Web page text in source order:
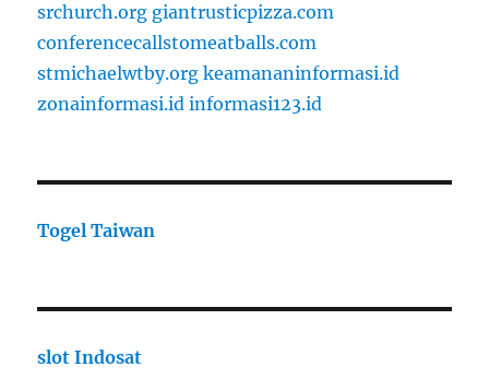
srchurch.org giantrusticpizza.com
conferencecallstomeatballs.com
stmichaelwtby.org keamananinformasi.id
zonainformasi.id informasi123.id
Togel Taiwan
slot Indosat